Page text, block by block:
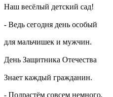
Наш весёлый детский сад!
- Ведь сегодня день особый
для мальчишек и мужчин.
День Защитника Отечества
Знает каждый гражданин.
- Подрастём совсем немного,